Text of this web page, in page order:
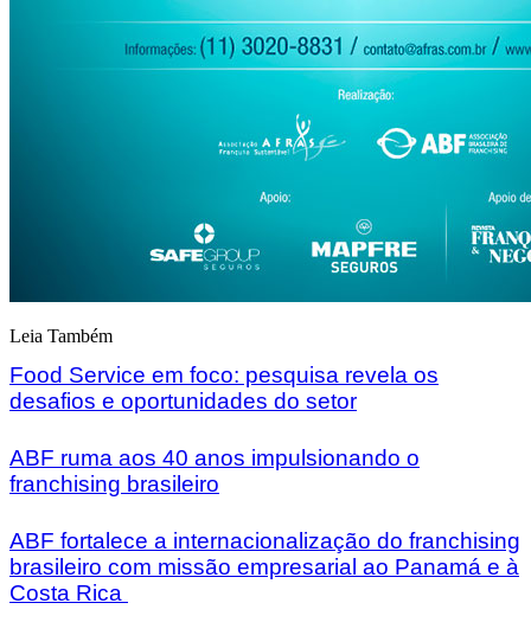
Leia Também
Food Service em foco: pesquisa revela os
desafios e oportunidades do setor
ABF ruma aos 40 anos impulsionando o
franchising brasileiro
ABF fortalece a internacionalização do franchising
brasileiro com missão empresarial ao Panamá e à
Costa Rica